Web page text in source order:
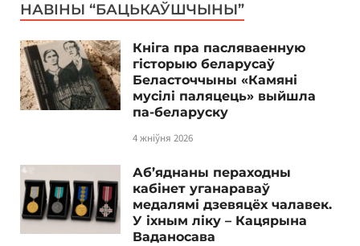
НАВІНЫ “БАЦЬКАЎШЧЫНЫ”
Кніга пра пасляваенную
гісторыю беларусаў
Беласточчыны «Камяні
мусілі паляцець» выйшла
па-беларуску
4 жніўня 2026
Аб’яднаны пераходны
кабінет уганараваў
медалямі дзевяцёх чалавек.
У іхным ліку – Кацярына
Ваданосава